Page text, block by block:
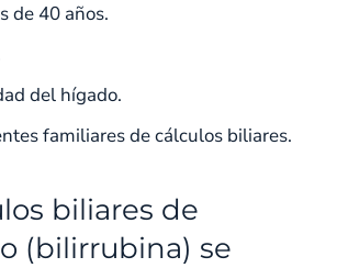
de 40 años.
del hígado.
familiares de cálculos biliares.
biliares de
(bilirrubina) se